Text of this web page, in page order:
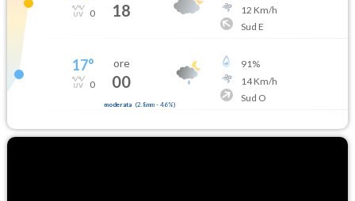
0 18
12 Km/h
Sud E
17°
0
ore
00
moderata (2.8mm- 46%)
91%
14Km/h
Sud O